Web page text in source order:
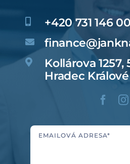
+420 731 146
Kollárova 1257,
Hradec Králové
EMAILOVÁ ADRESA*